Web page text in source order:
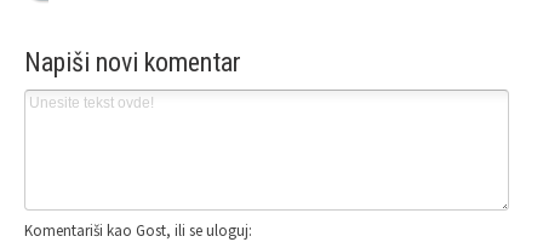
Napiši novi komentar
Komentariši kao Gost, ili se uloguj: